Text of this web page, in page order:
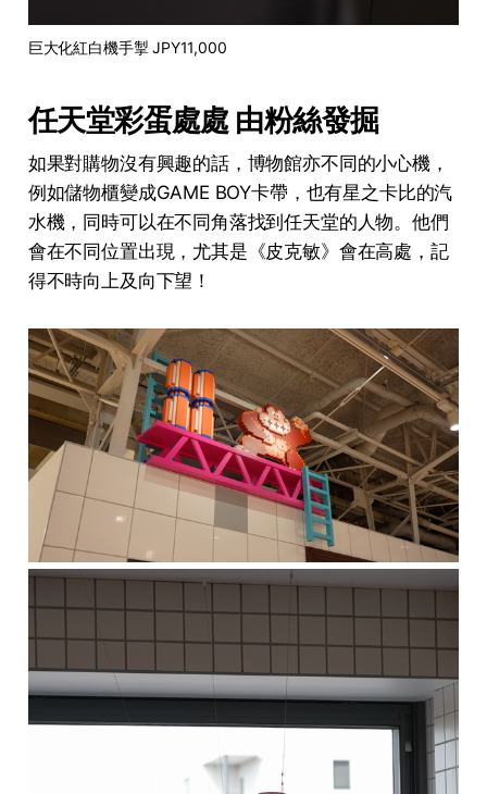
巨大化紅白機手掣 JPY11,000
任天堂彩蛋處處 由粉絲發掘
如果對購物沒有興趣的話，博物館亦不同的小心機，
例如儲物櫃變成GAME BOY卡帶，也有星之卡比的汽
水機，同時可以在不同角落找到任天堂的人物。他們
會在不同位置出現，尤其是《皮克敏》會在高處，記
得不時向上及向下望！